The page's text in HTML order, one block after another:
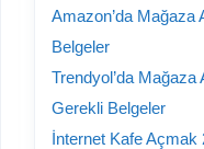
Amazon’da
Belgeler
Trendyol’da
Gerekli Belgeler
İnternet Kafe